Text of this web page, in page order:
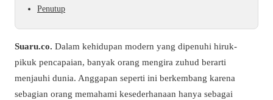
Penutup
Suaru.co. Dalam kehidupan modern yang dipenuhi hiruk-
pikuk pencapaian, banyak orang mengira zuhud berarti
menjauhi dunia. Anggapan seperti ini berkembang karena
sebagian orang memahami kesederhanaan hanya sebagai